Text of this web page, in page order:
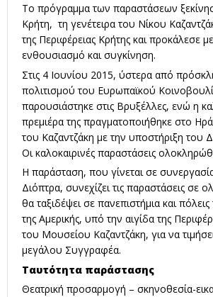
Το πρόγραμμα των παραστάσεων
Κρήτη, τη γενέτειρα του Νίκου
της Περιφέρειας Κρήτης και προκάλεσε
ενθουσιασμό και συγκίνηση.
Στις 4 Ιουνίου 2015, ύστερα από
πολιτισμού του Ευρωπαϊκού
παρουσιάστηκε στις Βρυξέλλες, ενώ η
πρεμιέρα της πραγματοποιήθηκε στο
του Καζαντζάκη με την υποστήριξη του
Οι καλοκαιρινές παραστάσεις
Η παράσταση, που γίνεται σε
Διόπτρα, συνεχίζει τις παραστάσεις σε
θα ταξιδέψει σε πανεπιστήμια και
της Αμερικής, υπό την αιγίδα της
του Μουσείου Καζαντζάκη, για να
μεγάλου Συγγραφέα.
Ταυτότητα παράστασης
Θεατρική προσαρμογή – σκηνοθεσία-